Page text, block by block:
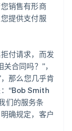
销售有形商
提供支付服
付请求，而发
合同吗？”，
那么您几乎肯
“Bob Smith
们的服务条
确规定，客户